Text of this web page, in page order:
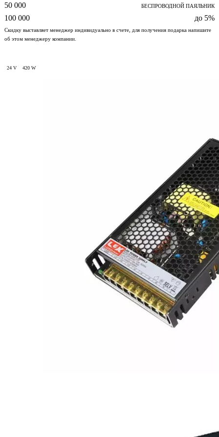
50 000 БЕСПРОВОДНОЙ ПАЯЛЬНИК
100 000 до 5%
Скидку выставляет менеджер индивидуально в счете, для получения подарка напишите
об этом менеджеру компании.
24 V 420 W